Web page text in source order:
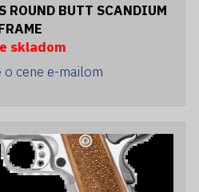
ROUND BUTT SCANDIUM
skladom
cene e-mailom